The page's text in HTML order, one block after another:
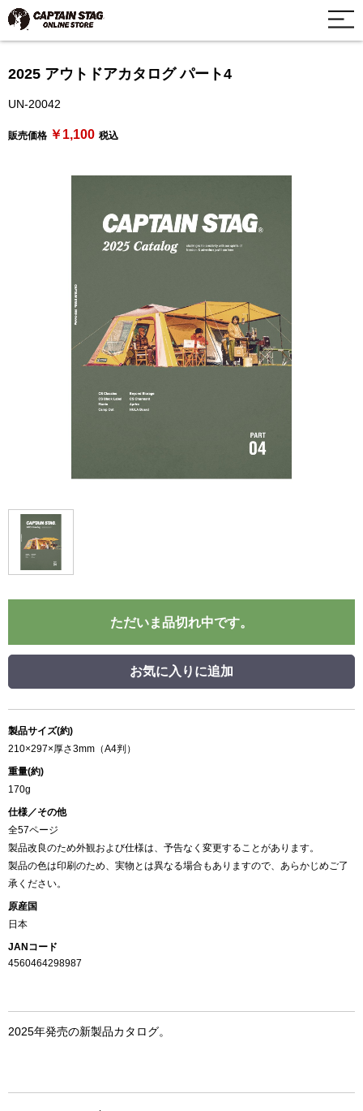
2025 アウトドアカタログ パート4
UN-20042
販売価格 ￥1,100 税込
ただいま品切れ中です。
お気に入りに追加
製品サイズ(約)
210×297×厚さ3mm（A4判）
重量(約)
170g
仕様／その他
全57ページ
製品改良のため外観および仕様は、予告なく変更することがあります。
製品の色は印刷のため、実物とは異なる場合もありますので、あらかじめご了
承ください。
原産国
日本
JANコード
4560464298987
2025年発売の新製品カタログ。